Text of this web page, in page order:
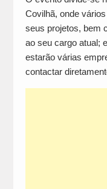
Covilhã, onde
seus projetos, bem
ao seu cargo atual;
estarão várias
contactar